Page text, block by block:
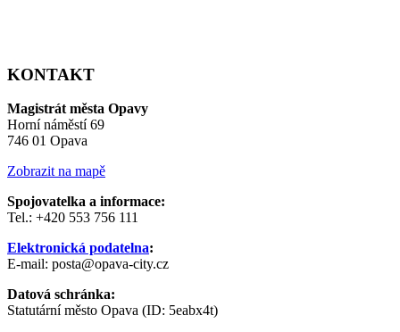
KONTAKT
Magistrát města Opavy
Horní náměstí 69
746 01 Opava
Zobrazit na mapě
Spojovatelka a informace:
Tel.: +420 553 756 111
Elektronická podatelna:
E-mail: posta@opava-city.cz
Datová schránka:
Statutární město Opava (ID: 5eabx4t)